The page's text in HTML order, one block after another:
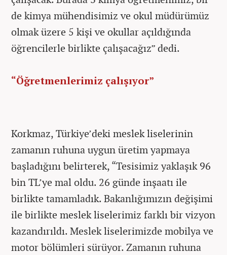
de kimya mühendisimiz ve okul müdürümüz
olmak üzere 5 kişi ve okullar açıldığında
öğrencilerle birlikte çalışacağız” dedi.
“Öğretmenlerimiz çalışıyor”
Korkmaz, Türkiye’deki meslek liselerinin
zamanın ruhuna uygun üretim yapmaya
başladığını belirterek, “Tesisimiz yaklaşık 96
bin TL’ye mal oldu. 26 günde inşaatı ile
birlikte tamamladık. Bakanlığımızın değişimi
ile birlikte meslek liselerimiz farklı bir vizyon
kazandırıldı. Meslek liselerimizde mobilya ve
motor bölümleri sürüyor. Zamanın ruhuna